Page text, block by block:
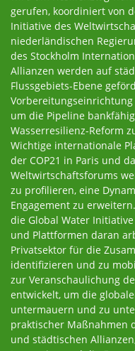
gerufen, koordiniert von
Initiative des
niederländischen
des Stockholm
Allianzen werden auf
Flussgebiets-Ebene
um die Pipeline
Wasserresilienz-Reform
Wichtige internationale
der COP21 in Paris und
Weltwirtschaftsforums
zu profilieren, eine
Engagement zu
die Global Water
und Plattformen daran
Privatsektor für die
identifizieren und zu
zur Veranschaulichung
entwickelt, um die
untermauern und zu
praktischer Maßnahmen
und städtischen